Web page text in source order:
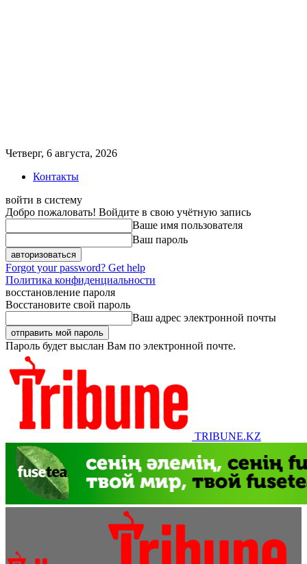
Четверг, 6 августа, 2026
Контакты
войти в систему
Добро пожаловать! Войдите в свою учётную запись
Ваше имя пользователя
Ваш пароль
Forgot your password? Get help
Политика конфиденциальности
восстановление пароля
Восстановите свой пароль
Ваш адрес электронной почты
Пароль будет выслан Вам по электронной почте.
TRIBUNE.KZ